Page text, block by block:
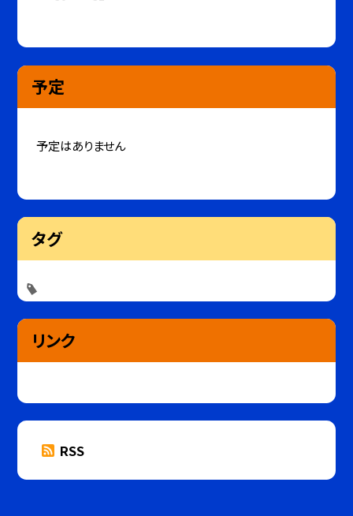
予定
予定はありません
タグ
リンク
RSS